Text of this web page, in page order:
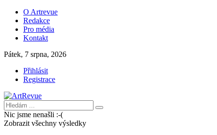
O Artrevue
Redakce
Pro média
Kontakt
Pátek, 7 srpna, 2026
Přihlásit
Registrace
Nic jsme nenašli :-(
Zobrazit všechny výsledky